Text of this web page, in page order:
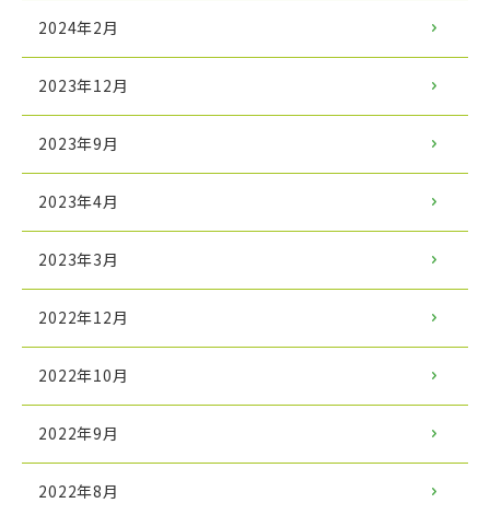
2024年2月
2023年12月
2023年9月
2023年4月
2023年3月
2022年12月
2022年10月
2022年9月
2022年8月